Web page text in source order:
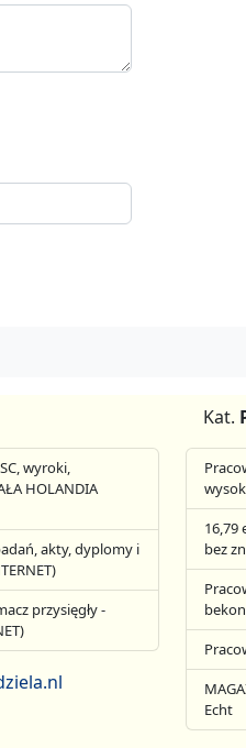
wyroki,
HOLANDIA
akty, dyplomy i
przysięgły -
Kat.
16,79
bez
Echt